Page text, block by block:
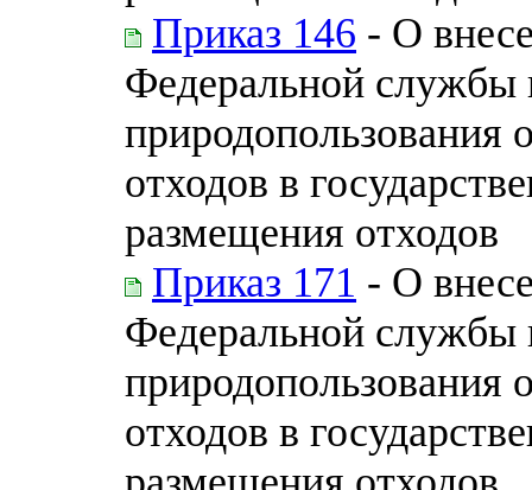
Приказ 146 - О
Федеральной службы
природопользования
отходов в
размещения отходов
Приказ 171 - О
Федеральной службы
природопользования
отходов в